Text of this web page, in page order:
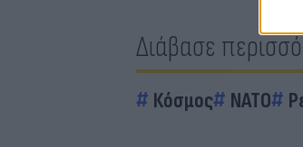
Διάβασε
Κόσμος ΝΑΤΟ